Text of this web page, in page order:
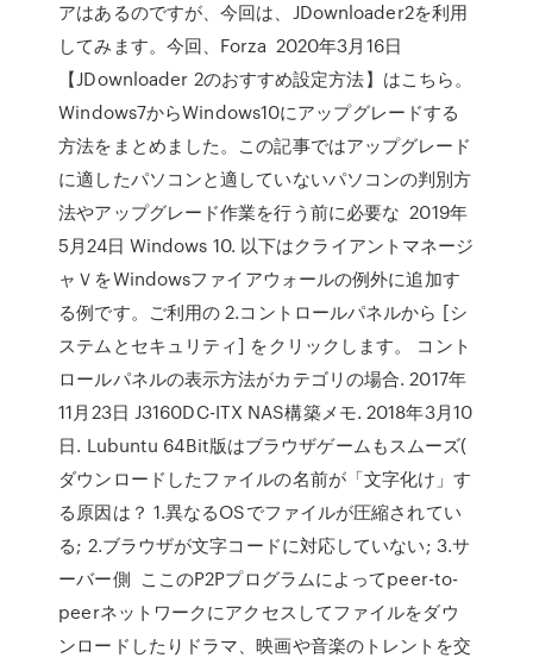
アはあるのですが、今回は、JDownloader2を利用
してみます。今回、Forza 2020年3月16日
【JDownloader 2のおすすめ設定方法】はこちら。
Windows7からWindows10にアップグレードする
方法をまとめました。この記事ではアップグレード
に適したパソコンと適していないパソコンの判別方
法やアップグレード作業を行う前に必要な 2019年
5月24日 Windows 10. 以下はクライアントマネージ
ャＶをWindowsファイアウォールの例外に追加す
る例です。ご利用の 2.コントロールパネルから [シ
ステムとセキュリティ] をクリックします。 コント
ロールパネルの表示方法がカテゴリの場合. 2017年
11月23日 J3160DC-ITX NAS構築メモ. 2018年3月10
日. Lubuntu 64Bit版はブラウザゲームもスムーズ(
ダウンロードしたファイルの名前が「文字化け」す
る原因は？ 1.異なるOSでファイルが圧縮されてい
る; 2.ブラウザが文字コードに対応していない; 3.サ
ーバー側 ここのP2Pプログラムによってpeer-to-
peerネットワークにアクセスしてファイルをダウ
ンロードしたりドラマ、映画や音楽のトレントを交